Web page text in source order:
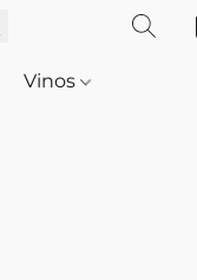
Vinos